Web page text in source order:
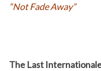
“Not Fade Away”
The Last